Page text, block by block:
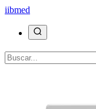
iibmed